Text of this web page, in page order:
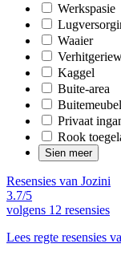
Werkspasie
Waaier
Kaggel
Buite-area
Privaat
Rook
Sien meer
Resensies van Jozini
3.7/5
volgens 12 resensies
Lees regte resensies